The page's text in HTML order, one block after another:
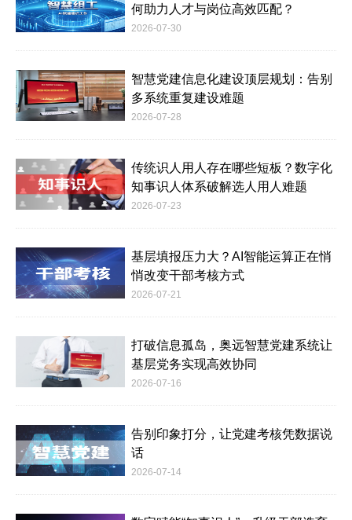
何助力人才与岗位高效匹配？
2026-07-30
智慧党建信息化建设顶层规划：告别
多系统重复建设难题
2026-07-28
传统识人用人存在哪些短板？数字化
知事识人体系破解选人用人难题
2026-07-23
基层填报压力大？AI智能运算正在悄
悄改变干部考核方式
2026-07-21
打破信息孤岛，奥远智慧党建系统让
基层党务实现高效协同
2026-07-16
告别印象打分，让党建考核凭数据说
话
2026-07-14